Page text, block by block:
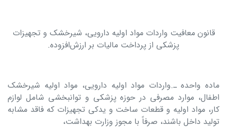
قانون معافیت واردات مواد اولیه دارویی، شیرخشک و تجهیزات
پزشکی از پرداخت مالیات بر ارزش‌افزوده.
ماده واحده ـ.واردات مواد اولیه دارویی، مواد اولیه شیرخشک
اطفال، موارد مصرفی در حوزه پزشکی و توانبخشی شامل لوازم
کار، مواد اولیه و قطعات ساخت و یدکی تجهیزات که فاقد مشابه
تولید داخل باشند، صرفاً با مجوز وزارت بهداشت،